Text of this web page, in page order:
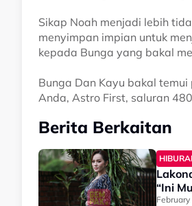
Sikap Noah menjadi lebih
menyimpan impian untuk
kepada Bunga yang bakal
Bunga Dan Kayu bakal
Anda, Astro First, saluran
Berita Berkaitan
“Ini